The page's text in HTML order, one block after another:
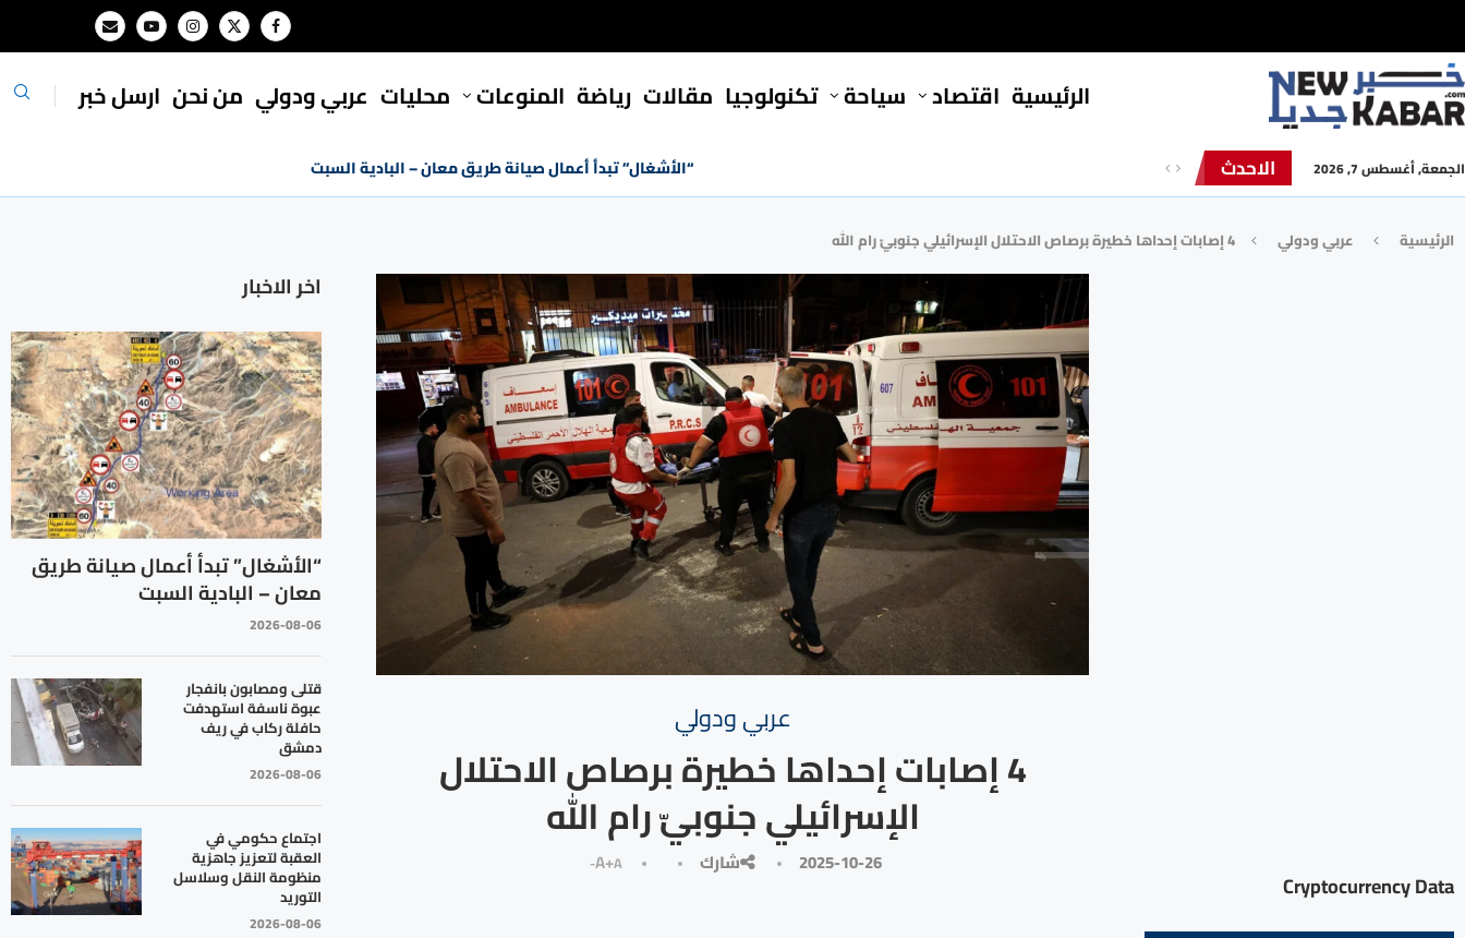
الرئيسية ⁠اقتصاد سياحة تكنولوجيا مقالات رياضة المنوعات محليات ⁠عربي ودولي من نحن ارسل خبر
الجمعة, أغسطس 7, 2026 الاحدث “الأشغال” تبدأ أعمال صيانة طريق معان – البادية السبت
الرئيسية ⁠عربي ودولي 4 إصابات إحداها خطيرة برصاص الاحتلال الإسرائيلي جنوبيّ رام الله
⁠عربي ودولي
4 إصابات إحداها خطيرة برصاص الاحتلال
الإسرائيلي جنوبيّ رام الله
2025-10-26 شارك A+A-
اخر الاخبار
“الأشغال” تبدأ أعمال صيانة طريق
معان – البادية السبت
2026-08-06
قتلى ومصابون بانفجار
عبوة ناسفة استهدفت
حافلة ركاب في ريف
دمشق
2026-08-06
اجتماع حكومي في
العقبة لتعزيز جاهزية
منظومة النقل وسلاسل
التوريد
2026-08-06
Cryptocurrency Data